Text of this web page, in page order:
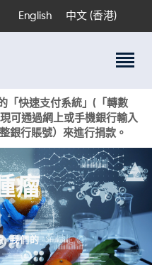
English 中文 (香港)
「快速支付系統」(「轉數
可通過網上或手機銀行輸入
銀行賬號）來進行捐款。
瘤
,我們的